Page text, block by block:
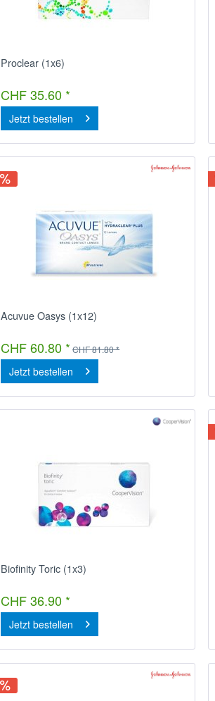
Proclear (1x6)
CHF 35.60 *
Jetzt bestellen
Acuvue Oasys (1x12)
CHF 60.80 * CHF 81.80 *
Jetzt bestellen
Biofinity Toric (1x3)
CHF 36.90 *
Jetzt bestellen